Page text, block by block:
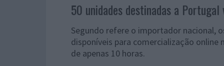
50 unidades destinadas a
Segundo refere o importador nacional,
disponíveis para comercialização
de apenas 10 horas.